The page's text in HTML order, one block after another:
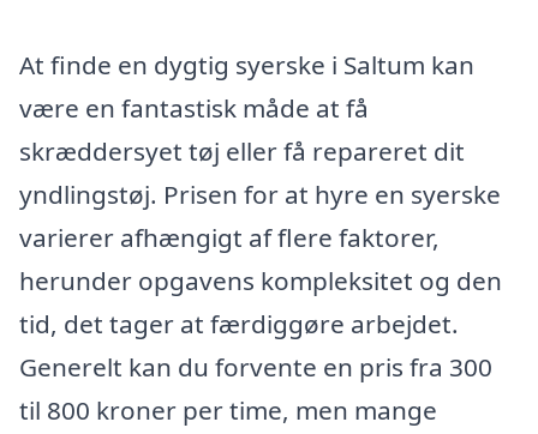
At finde en dygtig syerske i Saltum kan
være en fantastisk måde at få
skræddersyet tøj eller få repareret dit
yndlingstøj. Prisen for at hyre en syerske
varierer afhængigt af flere faktorer,
herunder opgavens kompleksitet og den
tid, det tager at færdiggøre arbejdet.
Generelt kan du forvente en pris fra 300
til 800 kroner per time, men mange